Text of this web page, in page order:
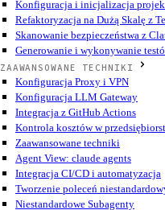
Konfiguracja i inicjalizacja
Refaktoryzacja na Dużą Skalę z
Skanowanie bezpieczeństwa z
Generowanie i wykonywanie
ZAAWANSOWANE TECHNIKI
Konfiguracja Proxy i VPN
Konfiguracja LLM Gateway
Integracja z GitHub Actions
Kontrola kosztów w
Zaawansowane techniki
Agent View: claude agents
Integracja CI/CD i automatyzacja
Tworzenie poleceń
Niestandardowe Subagenty